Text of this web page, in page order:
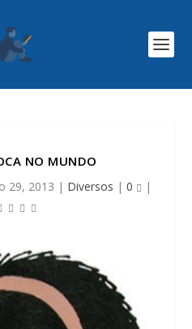
NO MUNDO
29, 2013 | Diversos | 0 |